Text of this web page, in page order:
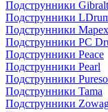
Подструнники
Подструнники
Подструнники Mapex
Подструнники PC
Подструнники Peace
Подструнники Pearl
Подструнники
Подструнники Tama
Подструнники